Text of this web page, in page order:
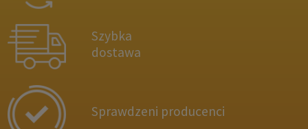
Szybka
dostawa
Sprawdzeni producenci